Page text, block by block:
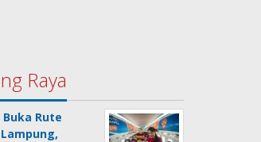
Raya
Rute